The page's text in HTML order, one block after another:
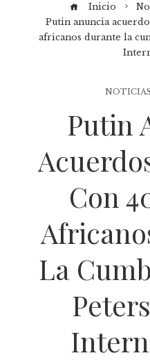
Inicio
Putin anuncia
africanos durante la
Putin
Con
La